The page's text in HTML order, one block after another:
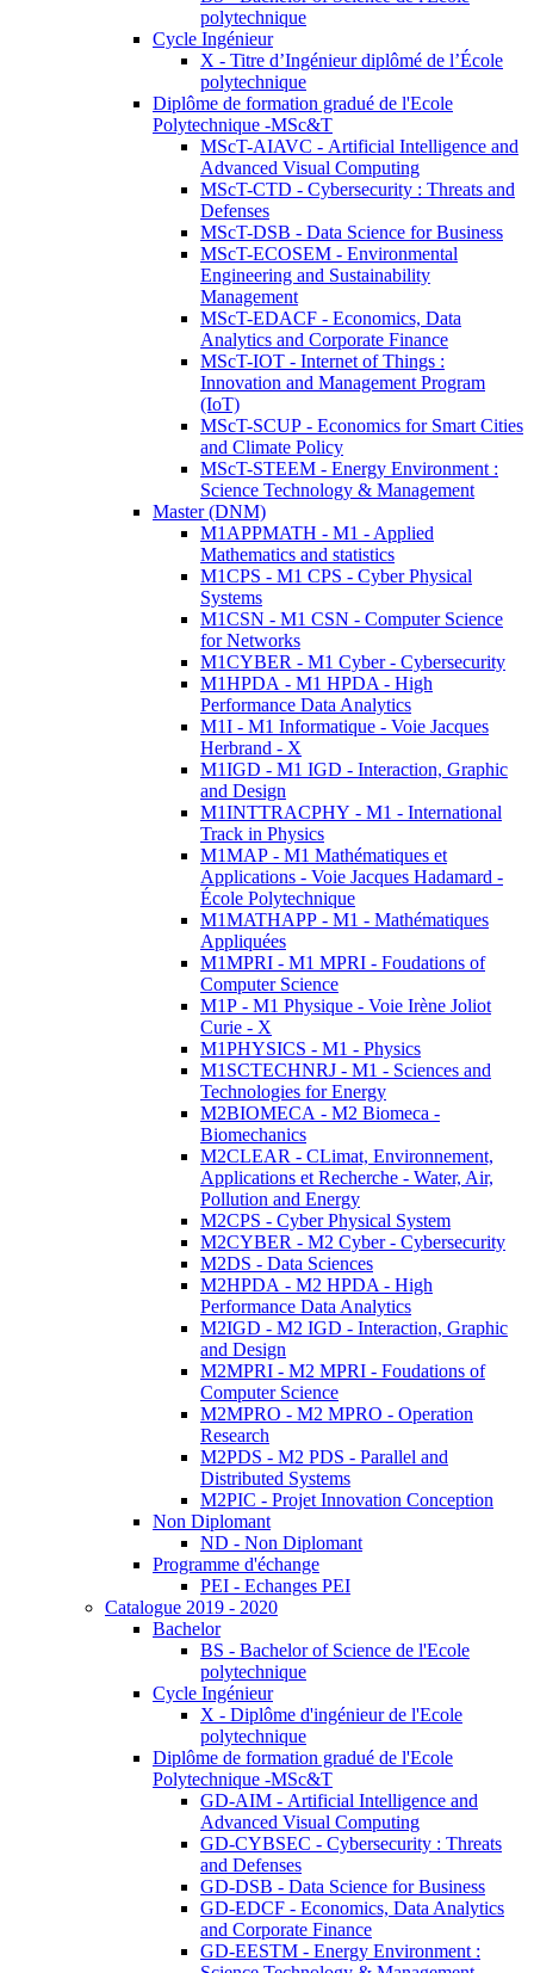
polytechnique
Cycle Ingénieur
X - Titre d’Ingénieur diplômé de l’École
polytechnique
Diplôme de formation gradué de l'Ecole
Polytechnique -MSc&T
MScT-AIAVC - Artificial Intelligence and
Advanced Visual Computing
MScT-CTD - Cybersecurity : Threats and
Defenses
MScT-DSB - Data Science for Business
MScT-ECOSEM - Environmental
Engineering and Sustainability
Management
MScT-EDACF - Economics, Data
Analytics and Corporate Finance
MScT-IOT - Internet of Things :
Innovation and Management Program
(IoT)
MScT-SCUP - Economics for Smart Cities
and Climate Policy
MScT-STEEM - Energy Environment :
Science Technology & Management
Master (DNM)
M1APPMATH - M1 - Applied
Mathematics and statistics
M1CPS - M1 CPS - Cyber Physical
Systems
M1CSN - M1 CSN - Computer Science
for Networks
M1CYBER - M1 Cyber - Cybersecurity
M1HPDA - M1 HPDA - High
Performance Data Analytics
M1I - M1 Informatique - Voie Jacques
Herbrand - X
M1IGD - M1 IGD - Interaction, Graphic
and Design
M1INTTRACPHY - M1 - International
Track in Physics
M1MAP - M1 Mathématiques et
Applications - Voie Jacques Hadamard -
École Polytechnique
M1MATHAPP - M1 - Mathématiques
Appliquées
M1MPRI - M1 MPRI - Foudations of
Computer Science
M1P - M1 Physique - Voie Irène Joliot
Curie - X
M1PHYSICS - M1 - Physics
M1SCTECHNRJ - M1 - Sciences and
Technologies for Energy
M2BIOMECA - M2 Biomeca -
Biomechanics
M2CLEAR - CLimat, Environnement,
Applications et Recherche - Water, Air,
Pollution and Energy
M2CPS - Cyber Physical System
M2CYBER - M2 Cyber - Cybersecurity
M2DS - Data Sciences
M2HPDA - M2 HPDA - High
Performance Data Analytics
M2IGD - M2 IGD - Interaction, Graphic
and Design
M2MPRI - M2 MPRI - Foudations of
Computer Science
M2MPRO - M2 MPRO - Operation
Research
M2PDS - M2 PDS - Parallel and
Distributed Systems
M2PIC - Projet Innovation Conception
Non Diplomant
ND - Non Diplomant
Programme d'échange
PEI - Echanges PEI
Catalogue 2019 - 2020
Bachelor
BS - Bachelor of Science de l'Ecole
polytechnique
Cycle Ingénieur
X - Diplôme d'ingénieur de l'Ecole
polytechnique
Diplôme de formation gradué de l'Ecole
Polytechnique -MSc&T
GD-AIM - Artificial Intelligence and
Advanced Visual Computing
GD-CYBSEC - Cybersecurity : Threats
and Defenses
GD-DSB - Data Science for Business
GD-EDCF - Economics, Data Analytics
and Corporate Finance
GD-EESTM - Energy Environment :